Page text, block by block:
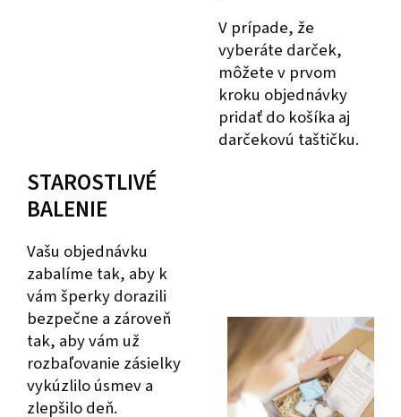
V prípade, že
vyberáte darček,
môžete v prvom
kroku objednávky
pridať do košíka aj
darčekovú taštičku.
STAROSTLIVÉ
BALENIE
Vašu objednávku
zabalíme tak, aby k
vám šperky dorazili
bezpečne a zároveň
tak, aby vám už
rozbaľovanie zásielky
vykúzlilo úsmev a
zlepšilo deň.